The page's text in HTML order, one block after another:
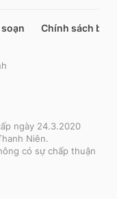
soạn Chính sách bảo
ngày 24.3.2020
Niên.
có sự chấp thuận